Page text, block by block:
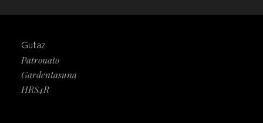
Gutaz
Patronato
Gardentasuna
HRS4R